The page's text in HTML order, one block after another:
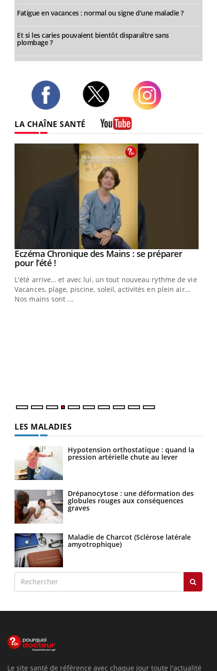
Fatigue en vacances : normal ou signe d’une maladie ?
Et si les caries pouvaient bientôt disparaître sans
plombage ?
LA CHAÎNE SANTÉ
Youtube
Eczéma Chronique des Mains : se préparer
pour l’été !Youtube
L'été arrive… et avec lui, un tout nouveau rythme de vie !
Vacances, plage, piscine, soleil, activités en plein air…
Nos mains sont ...
LES MALADIES
Hypotension orthostatique : quand la
pression artérielle chute au lever
Drépanocytose : une déformation des
globules rouges aux conséquences
graves
Maladie de Charcot (Sclérose latérale
amyotrophique)
Le site santé de référence avec chaque jour toute l'actualité